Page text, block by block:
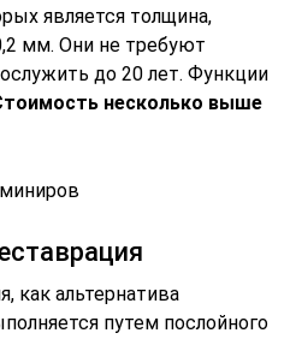
является толщина,
мм. Они не требуют
до 20 лет. Функции
несколько выше
как альтернатива
путем послойного